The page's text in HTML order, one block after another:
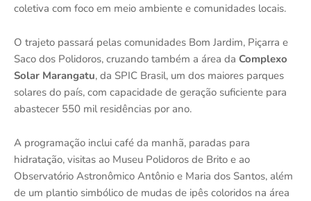
coletiva com foco em meio ambiente e comunidades locais.
O trajeto passará pelas comunidades Bom Jardim, Piçarra e
Saco dos Polidoros, cruzando também a área da Complexo
Solar Marangatu, da SPIC Brasil, um dos maiores parques
solares do país, com capacidade de geração suficiente para
abastecer 550 mil residências por ano.
A programação inclui café da manhã, paradas para
hidratação, visitas ao Museu Polidoros de Brito e ao
Observatório Astronômico Antônio e Maria dos Santos, além
de um plantio simbólico de mudas de ipês coloridos na área